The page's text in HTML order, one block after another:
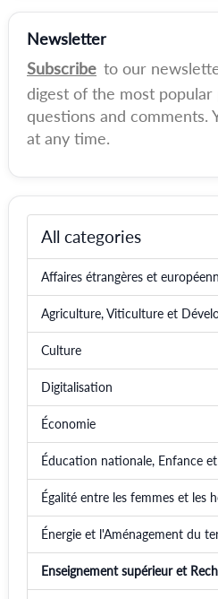
Newsletter
Subscribe to our
digest of the most popular
questions and comments.
at any time.
All categories
Affaires étrangères et
Agriculture, Viticulture et
Culture
Digitalisation
Économie
Éducation nationale, Enfance et
Égalité entre les femmes et les
Énergie et l'Aménagement du
Enseignement supérieur et